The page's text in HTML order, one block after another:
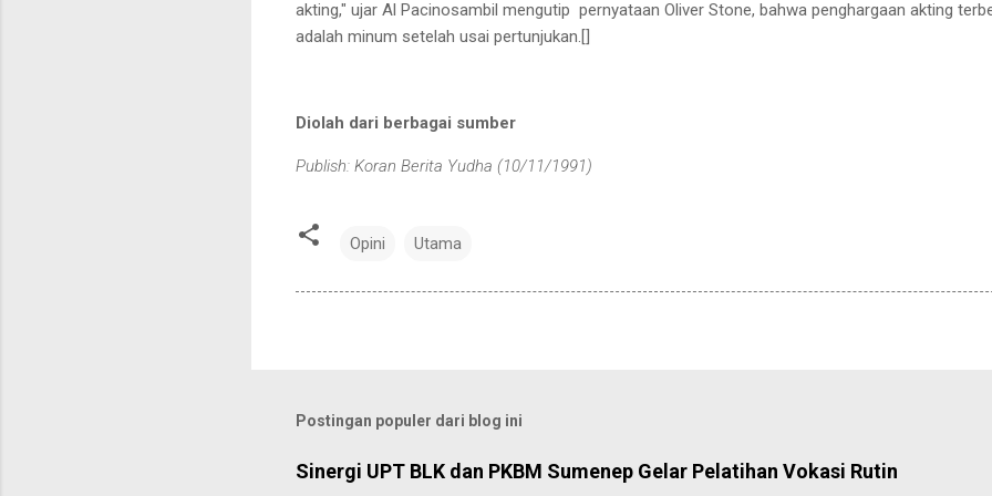
akting," ujar Al Pacinosambil mengutip pernyataan Oliver Stone, bahwa penghargaan akting
adalah minum setelah usai pertunjukan. []
Diolah dari berbagai sumber
Publish: Koran Berita Yudha (10/11/1991)
Opini Utama
Postingan populer dari blog ini
Sinergi UPT BLK dan PKBM Sumenep Gelar Pelatihan Vokasi Rutin